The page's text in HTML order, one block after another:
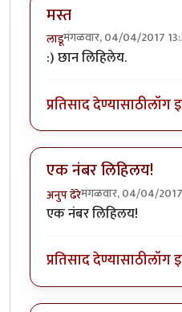
मस्त
लाडूमंगळवार, 04/04/2017
:) छान लिहिलेय.
प्रतिसाद देण्यासाठीलॉग
एक नंबर लिहिलय!
अनुप ढेरेमंगळवार, 04/04/
एक नंबर लिहिलय!
प्रतिसाद देण्यासाठीलॉग